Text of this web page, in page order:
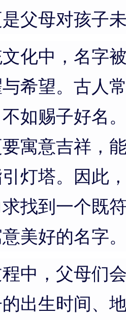
父母对孩子
化中，名字
希望。古人
如赐子好名
寓意吉祥，
灯塔。因此
找到一个既
美好的名字
中，父母们
出生时间、